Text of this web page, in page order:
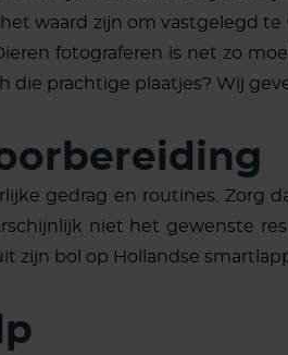
waard zijn om vastgelegd
fotograferen is net zo
die prachtige plaatjes? Wij
gedrag en routines. Zorg
niet het gewenste
zijn bol op Hollandse